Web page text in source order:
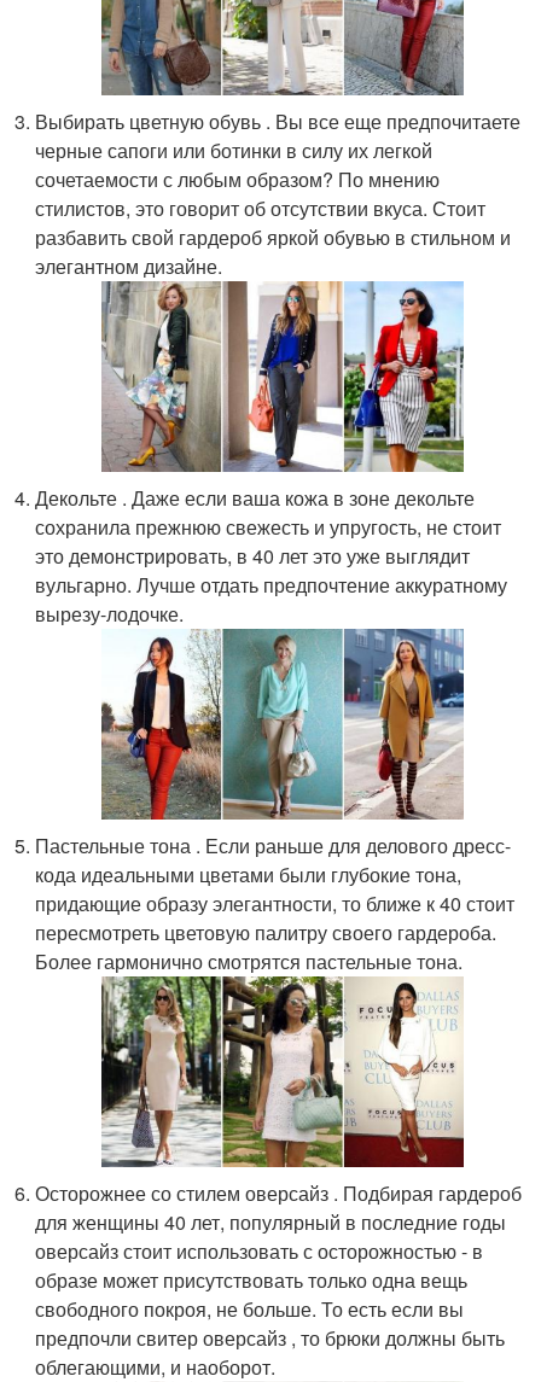
Выбирать цветную обувь . Вы все еще предпочитаете
черные сапоги или ботинки в силу их легкой
сочетаемости с любым образом? По мнению
стилистов, это говорит об отсутствии вкуса. Стоит
разбавить свой гардероб яркой обувью в стильном и
элегантном дизайне.
Декольте . Даже если ваша кожа в зоне декольте
сохранила прежнюю свежесть и упругость, не стоит
это демонстрировать, в 40 лет это уже выглядит
вульгарно. Лучше отдать предпочтение аккуратному
вырезу-лодочке.
Пастельные тона . Если раньше для делового дресс-
кода идеальными цветами были глубокие тона,
придающие образу элегантности, то ближе к 40 стоит
пересмотреть цветовую палитру своего гардероба.
Более гармонично смотрятся пастельные тона.
Осторожнее со стилем оверсайз . Подбирая гардероб
для женщины 40 лет, популярный в последние годы
оверсайз стоит использовать с осторожностью - в
образе может присутствовать только одна вещь
свободного покроя, не больше. То есть если вы
предпочли свитер оверсайз , то брюки должны быть
облегающими, и наоборот.